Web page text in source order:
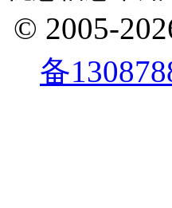
© 2005-
备